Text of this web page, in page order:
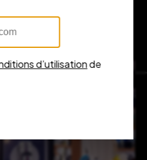
d’utilisationde